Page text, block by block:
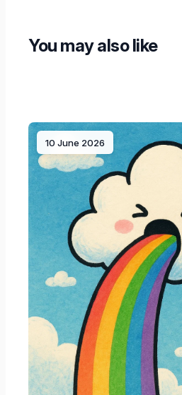
You may also like
10 June 2026